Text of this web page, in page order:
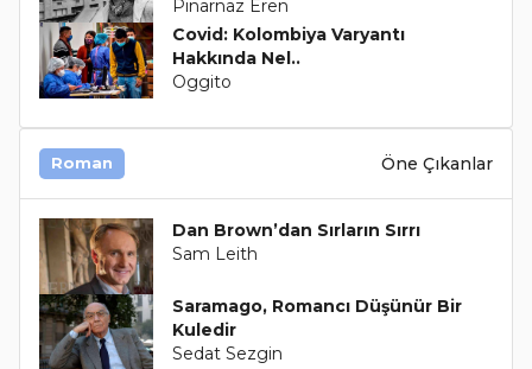
Pınarnaz Eren
Covid: Kolombiya Varyantı
Hakkında Nel..
Oggito
Roman Öne Çıkanlar
Dan Brown’dan Sırların Sırrı
Sam Leith
Saramago, Romancı Düşünür Bir
Kuledir
Sedat Sezgin